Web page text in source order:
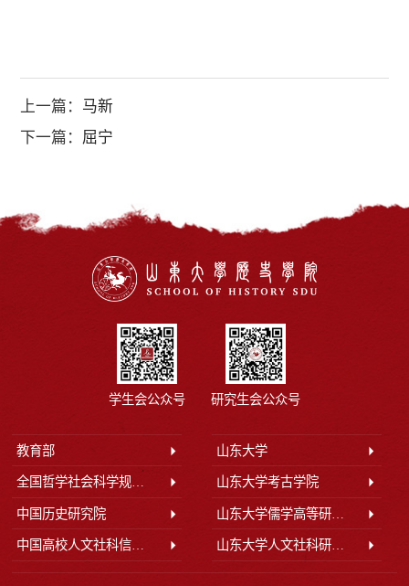
上一篇： 马新
下一篇： 屈宁
学生会公众号 研究生会公众号
教育部 山东大学
全国哲学社会科学规划办公室 山东大学考古学院
中国历史研究院 山东大学儒学高等研究院
中国高校人文社科信息网 山东大学人文社科研究院